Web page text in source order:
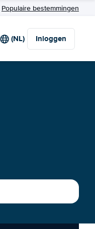
Populaire bestemmingen
(NL) Inloggen